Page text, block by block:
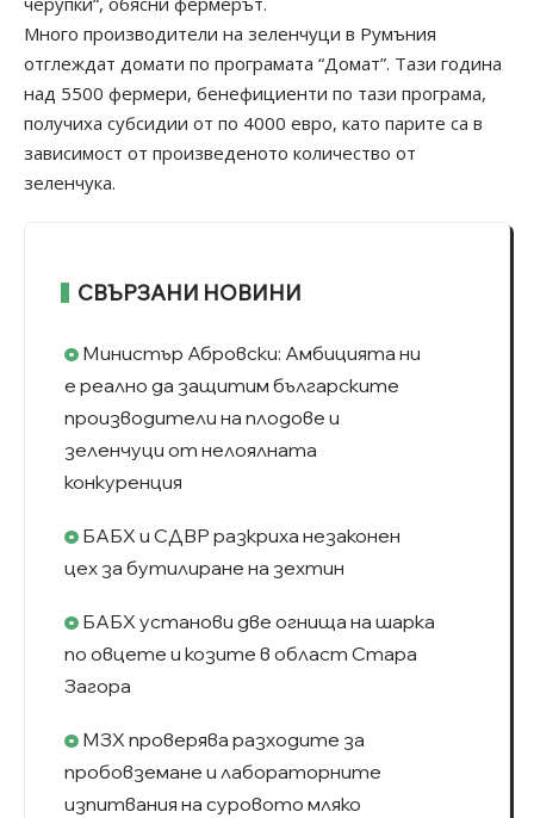
Много производители на зеленчуци в Румъния
отглеждат домати по програмата “Домат”. Тази година
над 5500 фермери, бенефициенти по тази програма,
получиха субсидии от по 4000 евро, като парите са в
зависимост от произведеното количество от
зеленчука.
СВЪРЗАНИ НОВИНИ
Министър Абровски: Амбицията ни
е реално да защитим българските
производители на плодове и
зеленчуци от нелоялната
конкуренция
БАБХ и СДВР разкриха незаконен
цех за бутилиране на зехтин
БАБХ установи две огнища на шарка
по овцете и козите в област Стара
Загора
МЗХ проверява разходите за
пробовземане и лабораторните
изпитвания на суровото мляко